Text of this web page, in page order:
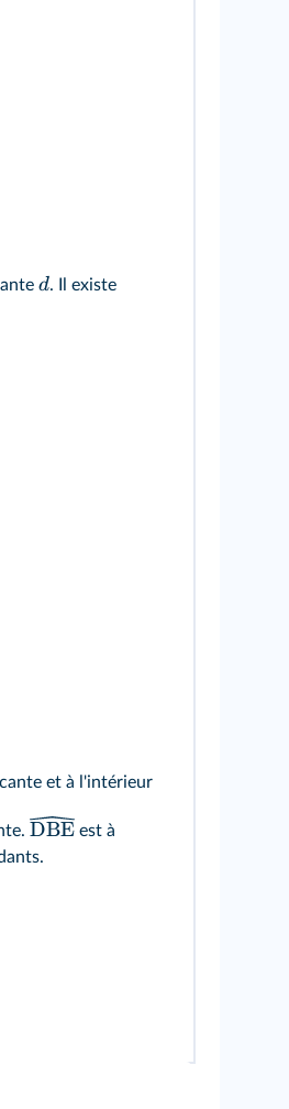
d. Il existe
et à l'intérieur
DBE est à